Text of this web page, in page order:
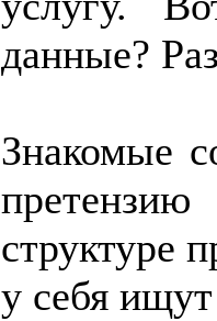
данные?
Знакомые
структуре
у себя